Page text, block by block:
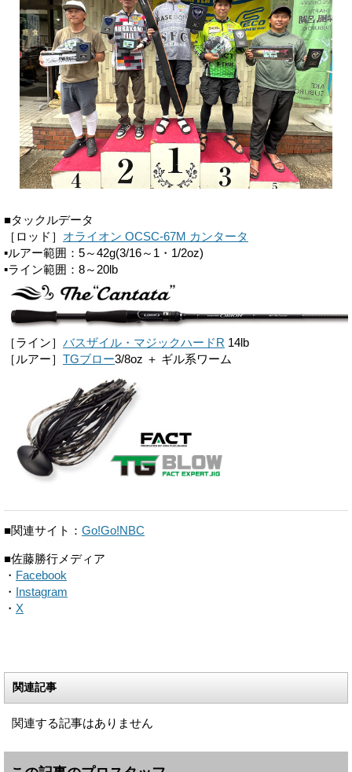
■タックルデータ
［ロッド］ オライオン OCSC-67M カンタータ
▪ルアー範囲：5～42g(3/16～1・1/2oz)
▪ライン範囲：8～20lb
［ライン］ バスザイル・マジックハードR 14lb
［ルアー］ TGブロー3/8oz ＋ ギル系ワーム
■関連サイト： Go!Go!NBC
■佐藤勝行メディア
・ Facebook
・
Instagram
・ X
関連記事
関連する記事はありません